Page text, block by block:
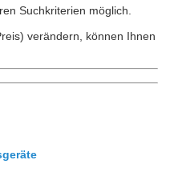
Suchkriterien möglich.
verändern, können Ihnen